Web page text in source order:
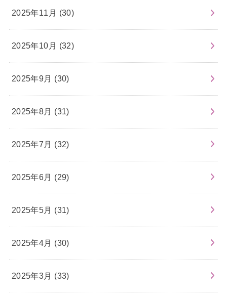
2025年11月 (30)
2025年10月 (32)
2025年9月 (30)
2025年8月 (31)
2025年7月 (32)
2025年6月 (29)
2025年5月 (31)
2025年4月 (30)
2025年3月 (33)